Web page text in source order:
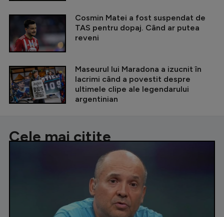
Cosmin Matei a fost suspendat de
TAS pentru dopaj. Când ar putea
reveni
Maseurul lui Maradona a izucnit în
lacrimi când a povestit despre
ultimele clipe ale legendarului
argentinian
Cele mai citite